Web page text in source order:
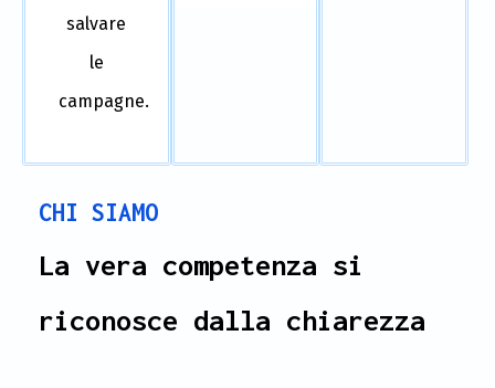
salvare
le
campagne.
CHI SIAMO
La vera competenza si
riconosce dalla chiarezza